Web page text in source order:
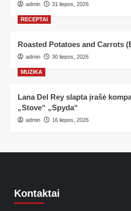
admin 31 liepos, 2026
RECEPTAI
Roasted Potatoes and Carrots
admin 30 liepos, 2026
MUZIKA
Lana Del Rey slapta įrašė
„Stove“ „Spyda“
admin 16 liepos, 2026
Kontaktai